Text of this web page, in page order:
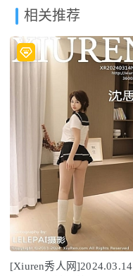
相关推荐
[Xiuren秀人网]2024.03.14